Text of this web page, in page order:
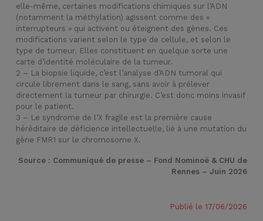
elle-même, certaines modifications chimiques sur l’ADN
(notamment la méthylation) agissent comme des «
interrupteurs » qui activent ou éteignent des gènes. Ces
modifications varient selon le type de cellule, et selon le
type de tumeur. Elles constituent en quelque sorte une
carte d’identité moléculaire de la tumeur.
2 – La biopsie liquide, c’est l’analyse d’ADN tumoral qui
circule librement dans le sang, sans avoir à prélever
directement la tumeur par chirurgie. C’est donc moins invasif
pour le patient.
3 – Le syndrome de l’X fragile est la première cause
héréditaire de déficience intellectuelle, lié à une mutation du
gène FMR1 sur le chromosome X.
Source : Communiqué de presse – Fond Nominoë & CHU de
Rennes – Juin 2026
Publié le 17/06/2026